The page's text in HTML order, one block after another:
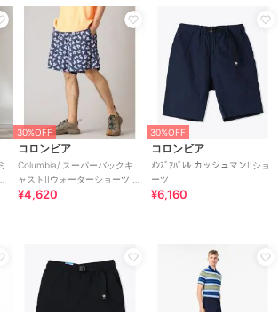
30%OFF
コロンビア
Columbia/ スーパーバックキ
ャストIIウォーターショーツ /
コロンビア
¥4,620
30%OFF
コロンビア
ﾒﾝｽﾞｱﾊﾟﾚﾙ カッシュマンIIショ
ーツ
¥6,160